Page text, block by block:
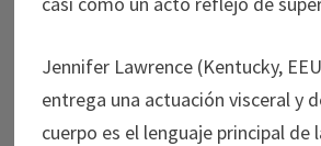
Jennifer Lawrence (Kentucky,
entrega una actuación visceral y
cuerpo es el lenguaje principal de